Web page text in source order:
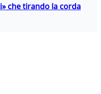
che tirando la corda